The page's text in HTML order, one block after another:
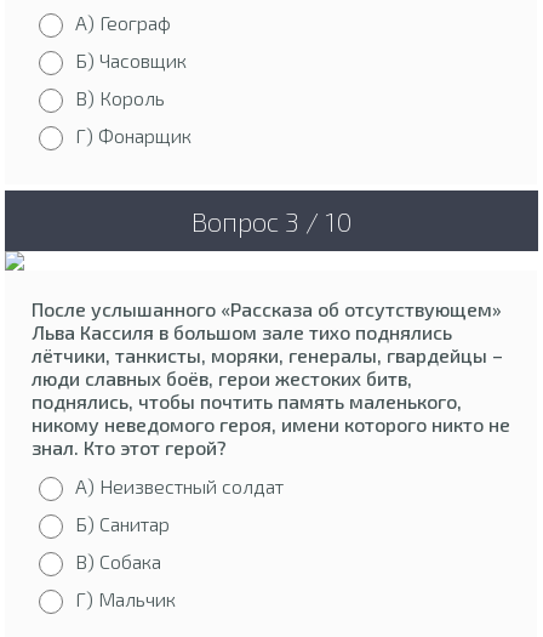
А) Географ
Б) Часовщик
В) Король
Г) Фонарщик
Вопрос 3 / 10
После услышанного «Рассказа об отсутствующем»
Льва Кассиля в большом зале тихо поднялись
лётчики, танкисты, моряки, генералы, гвардейцы –
люди славных боёв, герои жестоких битв,
поднялись, чтобы почтить память маленького,
никому неведомого героя, имени которого никто не
знал. Кто этот герой?
А) Неизвестный солдат
Б) Санитар
В) Собака
Г) Мальчик